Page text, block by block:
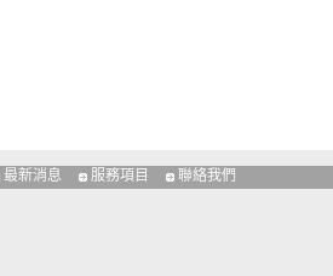
最新消息 服務項目 聯絡我們